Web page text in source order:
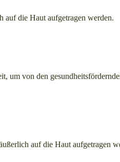
die Haut aufgetragen werden.
um von den
auf die Haut aufgetragen